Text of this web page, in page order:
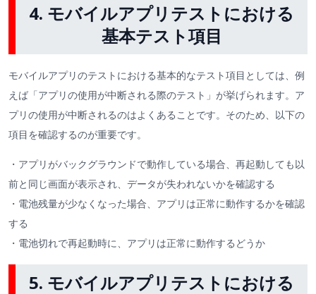
4. モバイルアプリテストにおける
基本テスト項目
モバイルアプリのテストにおける基本的なテスト項目としては、例
えば「アプリの使用が中断される際のテスト」が挙げられます。ア
プリの使用が中断されるのはよくあることです。そのため、以下の
項目を確認するのが重要です。
・アプリがバックグラウンドで動作している場合、再起動しても以
前と同じ画面が表示され、データが失われないかを確認する
・電池残量が少なくなった場合、アプリは正常に動作するかを確認
する
・電池切れで再起動時に、アプリは正常に動作するどうか
5. モバイルアプリテストにおける